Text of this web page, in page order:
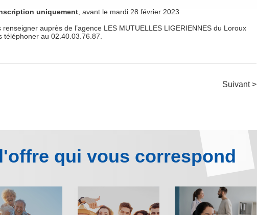
uniquement , avant le mardi 28 février 2023
renseigner auprès de l’agence LES MUTUELLES LIGERIENNES du Loroux
téléphoner au 02.40.03.76.87.
Suivant >
l'offre qui vous correspond